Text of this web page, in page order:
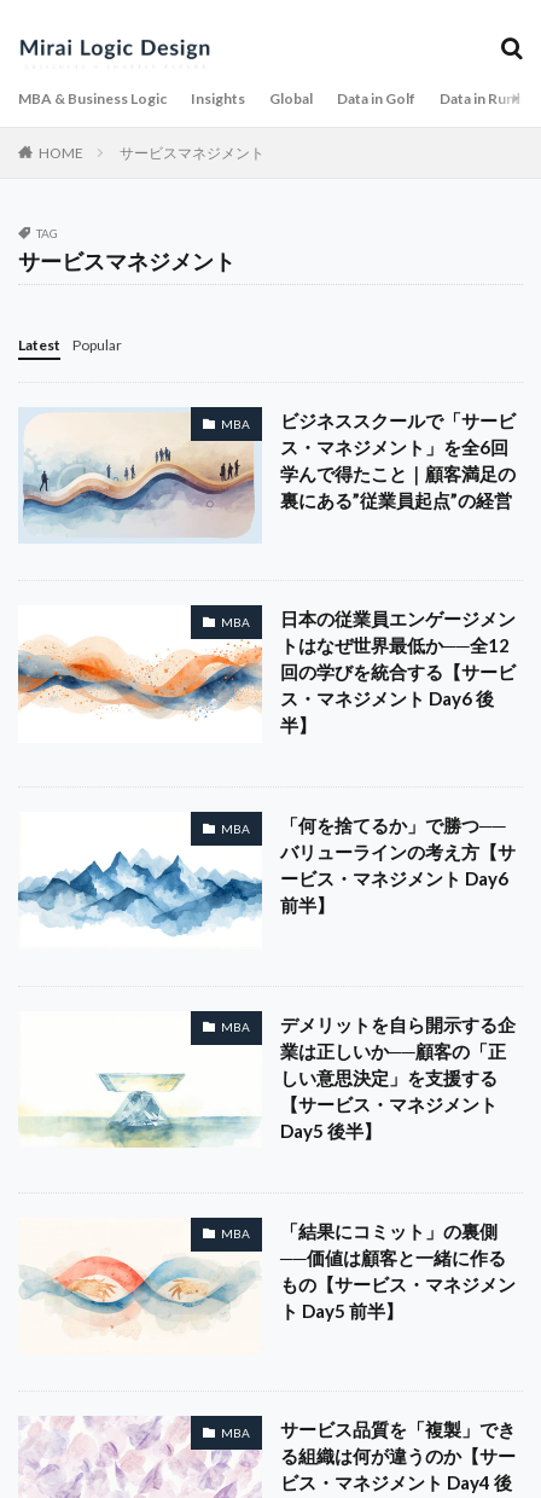
MBA & Business Logic Insights Global Data in Golf Data in
HOME サービスマネジメント
TAG
サービスマネジメント
Latest Popular
MBA
ビジネススクールで「サービ
ス・マネジメント」を全6回
学んで得たこと｜顧客満足の
裏にある”従業員起点”の経営
MBA
日本の従業員エンゲージメン
トはなぜ世界最低か──全12
回の学びを統合する【サービ
ス・マネジメント Day6 後
半】
MBA
「何を捨てるか」で勝つ──
バリューラインの考え方【サ
ービス・マネジメント Day6
前半】
MBA
デメリットを自ら開示する企
業は正しいか──顧客の「正
しい意思決定」を支援する
【サービス・マネジメント
Day5 後半】
MBA
「結果にコミット」の裏側
──価値は顧客と一緒に作る
もの【サービス・マネジメン
ト Day5 前半】
MBA
サービス品質を「複製」でき
る組織は何が違うのか【サー
ビス・マネジメント Day4 後